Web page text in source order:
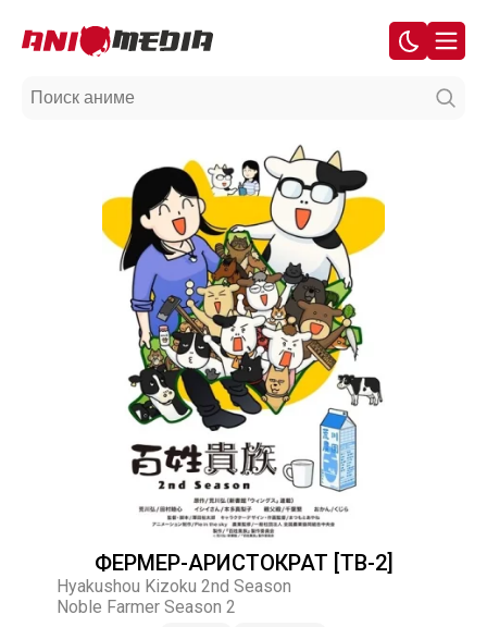
ФЕРМЕР-АРИСТОКРАТ [ТВ-2]
Hyakushou Kizoku 2nd Season
Noble Farmer Season 2